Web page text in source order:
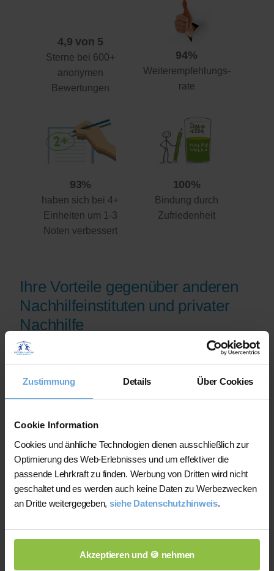
Zustimmung Details Über Cookies
Cookie Information
Cookies und änhliche Technologien dienen ausschließlich zur
Optimierung des Web-Erlebnisses und um effektiver die
passende Lehrkraft zu finden. Werbung von Dritten wird nicht
geschaltet und es werden auch keine Daten zu Werbezwecken
an Dritte weitergegeben, siehe Datenschutzhinweis.
Akzeptieren und 🍪 nehmen
4,9 von 5
Sterne bei 600+
anonymen
Bewertungen
94%
Weiterempfehlungs-
rate
93%
haben sich bei 4+
Einheiten um 1-3
Noten verbessert
100%
Bindung durch
Zufriedenheit
Ihre Vorteile gegenüber anderen
Nachhilfeinstituten und privater
Nachhilfe
Auf der Plattform finden Sie erfahrene
Lehrkräfte, deren eingereichte
Qualifikationsnachweise vor der
Freischaltung geprüft werden.
Nachhilfe-Team.net unterstützt Sie dabei,
möglichst schnell eine zu Ihrem Bedarf
passende Lehrkraft zu finden. Bei einem
Ausfall können Sie auf Wunsch bei der
Vermittlung einer anderen Lehrkraft
unterstützt werden.
ihren Unterricht eigenständig.
Die jeweilige Lehrkraft stimmt Lernziele,